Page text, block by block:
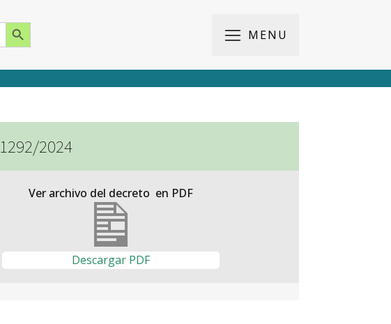
Search Button
MENU
2018
2017
2016
2015
1292/2024
Ver archivo del decreto en PDF
Descargar PDF